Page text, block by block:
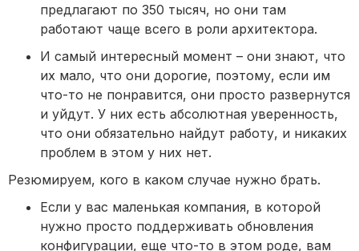
предлагают по 350 тысяч, но они там
работают чаще всего в роли архитектора.
И самый интересный момент – они знают, что
их мало, что они дорогие, поэтому, если им
что-то не понравится, они просто развернутся
и уйдут. У них есть абсолютная уверенность,
что они обязательно найдут работу, и никаких
проблем в этом у них нет.
Резюмируем, кого в каком случае нужно брать.
Если у вас маленькая компания, в которой
нужно просто поддерживать обновления
конфигурации, еще что-то в этом роде, вам